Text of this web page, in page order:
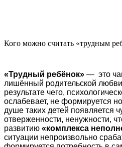
Кого можно считать «трудным
«Трудный ребёнок» — это
лишённый родительской
результате чего,
ослабевает, не формируется
душе таких детей появляется
отверженности, ненужности,
развитию «комплекса
ситуации непроизвольно